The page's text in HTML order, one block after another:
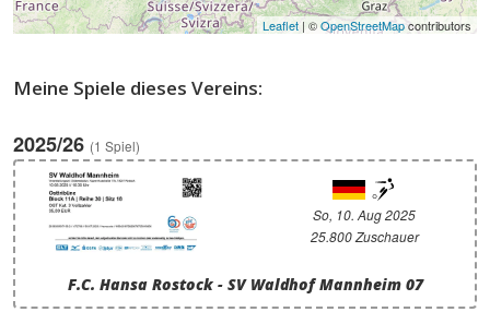
Leaflet | ©OpenStreetMapcontributors
Meine Spiele dieses Vereins:
2025/26 (1 Spiel)
So, 10. Aug 2025
25.800 Zuschauer
F.C. Hansa Rostock - SV Waldhof Mannheim 07